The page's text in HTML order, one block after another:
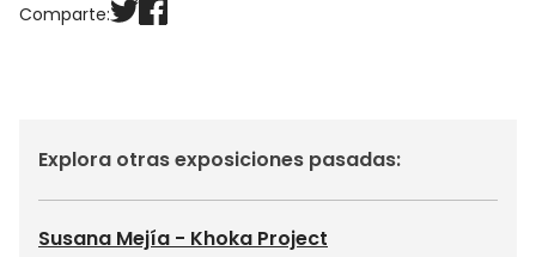
Comparte:
Explora otras exposiciones pasadas:
Susana Mejía - Khoka Project